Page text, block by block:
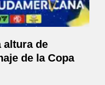
altura de
de la Copa